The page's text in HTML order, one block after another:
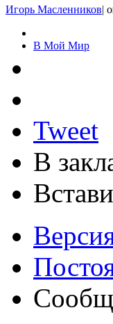
Игорь Масленников|
В Мой Мир
Tweet
В